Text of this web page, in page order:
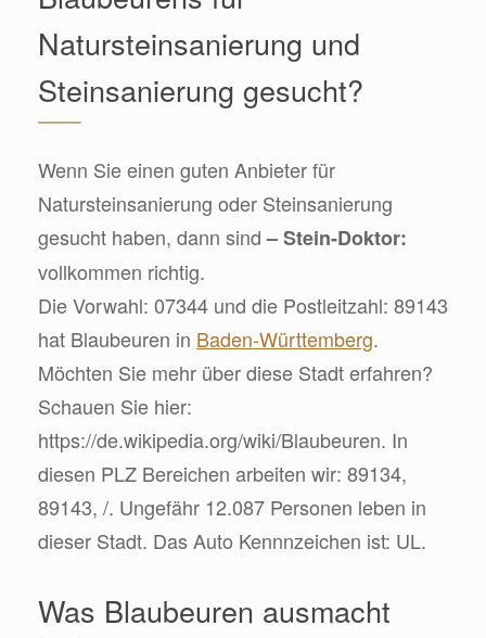
Natursteinsanierung und
Steinsanierung gesucht?
Wenn Sie einen guten Anbieter für
Natursteinsanierung oder Steinsanierung
gesucht haben, dann sind– Stein-Doktor:
vollkommen richtig.
Die Vorwahl: 07344 und die Postleitzahl: 89143
hat Blaubeuren in Baden-Württemberg.
Möchten Sie mehr über diese Stadt erfahren?
Schauen Sie hier:
https://de.wikipedia.org/wiki/Blaubeuren. In
diesen PLZ Bereichen arbeiten wir: 89134,
89143, /. Ungefähr 12.087 Personen leben in
dieser Stadt. Das Auto Kennnzeichen ist: UL.
Was Blaubeuren ausmacht